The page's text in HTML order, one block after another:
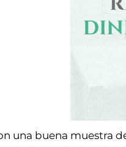
una buena muestra